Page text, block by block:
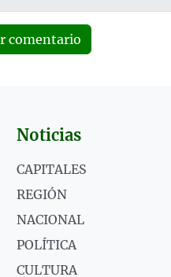
comentario
Noticias
CAPITALES
REGIÓN
NACIONAL
POLÍTICA
CULTURA